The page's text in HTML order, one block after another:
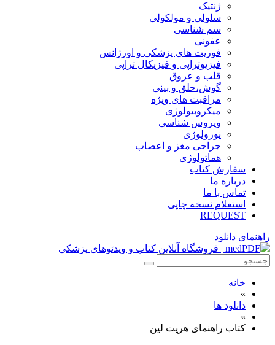
ژنتیک
سلولی و مولکولی
سم شناسی
عفونی
فوریت های پزشکی و اورژانس
فیزیوتراپی و فیزیکال تراپی
قلب و عروق
گوش،حلق و بینی
مراقبت های ویژه
میکروبیولوژی
ویروس شناسی
نورولوژی
جراحی مغز و اعصاب
هماتولوژی
سفارش کتاب
درباره ما
تماس با ما
استعلام نسخه چاپی
REQUEST
راهنمای دانلود
خانه
»
دانلود ها
»
کتاب راهنمای هریت لین